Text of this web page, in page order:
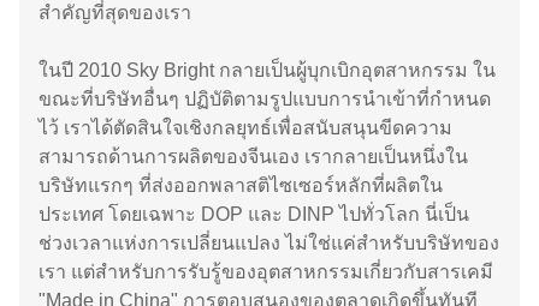
สำคัญที่สุดของเรา
ในปี 2010 Sky Bright กลายเป็นผู้บุกเบิกอุตสาหกรรม ใน
ขณะที่บริษัทอื่นๆ ปฏิบัติตามรูปแบบการนำเข้าที่กำหนด
ไว้ เราได้ตัดสินใจเชิงกลยุทธ์เพื่อสนับสนุนขีดความ
สามารถด้านการผลิตของจีนเอง เรากลายเป็นหนึ่งใน
บริษัทแรกๆ ที่ส่งออกพลาสติไซเซอร์หลักที่ผลิตใน
ประเทศ โดยเฉพาะ DOP และ DINP ไปทั่วโลก นี่เป็น
ช่วงเวลาแห่งการเปลี่ยนแปลง ไม่ใช่แค่สำหรับบริษัทของ
เรา แต่สำหรับการรับรู้ของอุตสาหกรรมเกี่ยวกับสารเคมี
"Made in China" การตอบสนองของตลาดเกิดขึ้นทันที